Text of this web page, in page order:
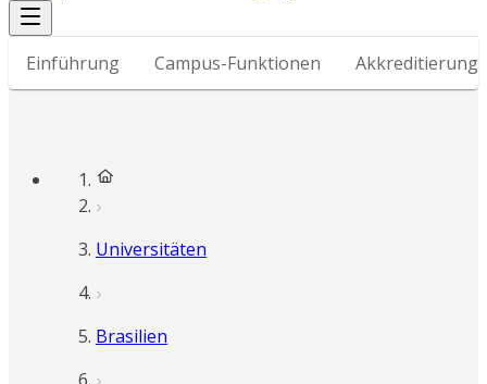
Einführung Campus-Funktionen
Universitäten
Brasilien